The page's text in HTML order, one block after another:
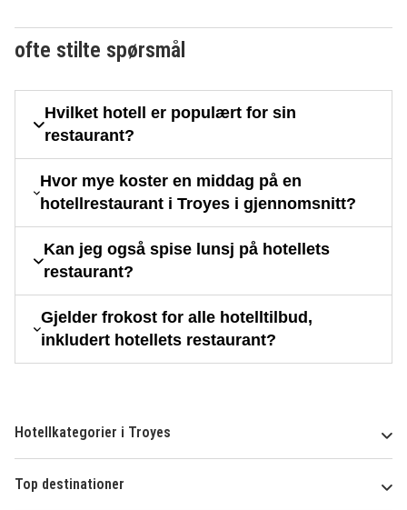
ofte stilte spørsmål
Hvilket hotell er populært for sin
restaurant?
Hvor mye koster en middag på en
hotellrestaurant i Troyes i gjennomsnitt?
Kan jeg også spise lunsj på hotellets
restaurant?
Gjelder frokost for alle hotelltilbud,
inkludert hotellets restaurant?
Hotellkategorier i Troyes
Top destinationer